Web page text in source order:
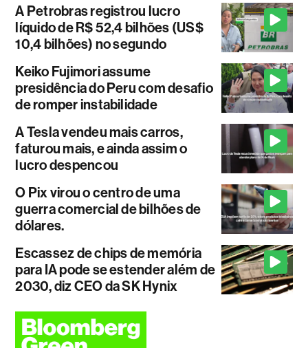
A Petrobras registrou lucro
líquido de R$ 52,4 bilhões (US$
10,4 bilhões) no segundo
Keiko Fujimori assume
presidência do Peru com desafio
de romper instabilidade
A Tesla vendeu mais carros,
faturou mais, e ainda assim o
lucro despencou
O Pix virou o centro de uma
guerra comercial de bilhões de
dólares.
Escassez de chips de memória
para IA pode se estender além de
2030, diz CEO da SK Hynix